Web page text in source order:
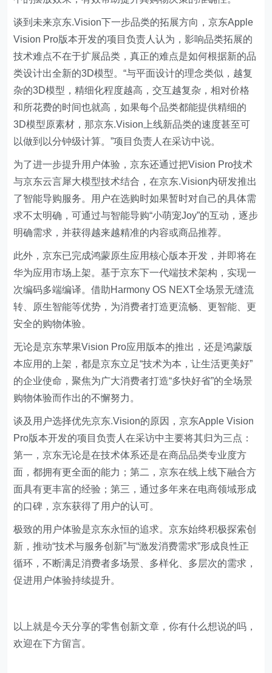
谈到未来京东.Vision下一步品类的拓展方向，京东Apple
Vision Pro版本开发的项目负责人认为，影响品类拓展的
技术难点不在于扩展品类，真正的难点是如何根据新的品
类设计出全新的3D模型。“与平面设计的理念类似，越复
杂的3D模型，精细化程度越高，交互越复杂，相对价格
和所花费的时间也就高，如果每个品类都能提供精细的
3D模型原素材，那京东.Vision上线新品类的速度甚至可
以做到以分钟级计算。”项目负责人在采访中说。
为了进一步提升用户体验，京东还通过把Vision Pro技术
与京东云言犀大模型技术结合，在京东.Vision内研发推出
了智能导购服务。用户在选购时如果暂时对自己的具体需
求不太明确，可通过与智能导购“小萌宠Joy”的互动，逐步
明确需求，并获得越来越精准的内容或商品推荐。
此外，京东已完成鸿蒙原生应用核心版本开发，并即将在
华为应用市场上架。基于京东下一代端技术架构，实现一
次编码多端编译。借助Harmony OS NEXT全场景无缝流
转、原生智能等优势，为消费者打造更流畅、更智能、更
安全的购物体验。
无论是京东苹果Vision Pro应用版本的推出，还是鸿蒙版
本应用的上架，都是京东立足“技术为本，让生活更美好”
的企业使命，聚焦为广大消费者打造“多快好省”的全场景
购物体验而作出的不懈努力。
谈及用户选择优先京东.Vision的原因，京东Apple Vision
Pro版本开发的项目负责人在采访中主要将其归为三点：
第一，京东无论是在技术体系还是在商品品类专业度方
面，都拥有更全面的能力；第二，京东在线上线下融合方
面具有更丰富的经验；第三，通过多年来在电商领域形成
的口碑，京东获得了用户的认可。
极致的用户体验是京东永恒的追求。京东始终积极探索创
新，推动“技术与服务创新”与“激发消费需求”形成良性正
循环，不断满足消费者多场景、多样化、多层次的需求，
促进用户体验持续提升。
​​以上就是今天分享的零售创新文章，你有什么想说的吗，
欢迎在下方留言。